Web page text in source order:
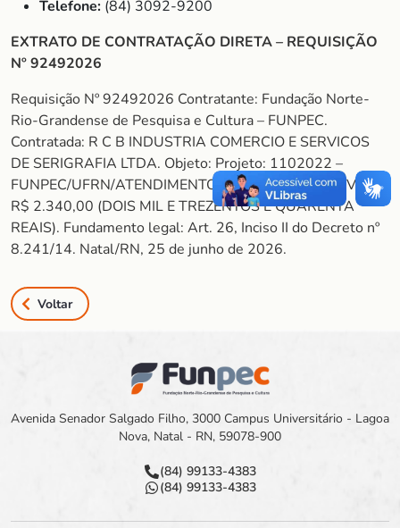
Telefone: (84) 3092-9200
EXTRATO DE CONTRATAÇÃO DIRETA – REQUISIÇÃO
Nº 92492026
Requisição Nº 92492026 Contratante: Fundação Norte-
Rio-Grandense de Pesquisa e Cultura – FUNPEC.
Contratada: R C B INDUSTRIA COMERCIO E SERVICOS
DE SERIGRAFIA LTDA. Objeto: Projeto: 1102022 –
FUNPEC/UFRN/ATENDIMENTO EM FISIOTERAPIA. Valor:
R$ 2.340,00 (DOIS MIL E TREZENTOS E QUARENTA
REAIS). Fundamento legal: Art. 26, Inciso II do Decreto nº
8.241/14. Natal/RN, 25 de junho de 2026.
Voltar
Avenida Senador Salgado Filho, 3000 Campus Universitário - Lagoa
Nova, Natal - RN, 59078-900
(84) 99133-4383
(84) 99133-4383